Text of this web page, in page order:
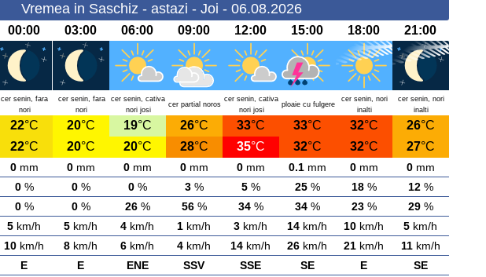
Vremea in Saschiz - astazi - Joi - 06.08.2026
00:00 03:00 06:00 09:00 12:00 15:00 18:00 21:00
cer senin, fara
nori
cer senin, fara
nori
cer senin, cativa
nori josi
cer partial noros
cer senin, cativa
nori josi
ploaie cu fulgere
cer senin, nori
inalti
cer senin, nori
inalti
22°C 20°C 19°C 26°C 33°C 33°C 32°C 26°C
22°C 20°C 20°C 28°C 35°C 32°C 32°C 27°C
0mm 0mm 0mm 0mm 0mm 0.1mm 0mm 0mm
0% 0% 0% 3% 5% 25% 18% 12%
0% 0% 26% 56% 34% 34% 23% 29%
5 km/h 5 km/h 4 km/h 1 km/h 3 km/h 14 km/h 10 km/h 5 km/h
10 km/h 8 km/h 6 km/h 4 km/h 14 km/h 26 km/h 21 km/h 11km/h
E E ENE SSV SSE SE E SE